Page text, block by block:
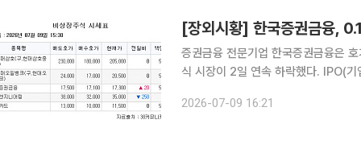
[장외시황] 한국증권금융,
증권금융 전문기업 한국증권금융은 호가 1
식 시장이 2일 연속 하락했다. IPO(기업공개)관련 상장 예비심사 청구종목으로 특수 목적용 항법
인 종목으로 휴대용 엑스레이 장치 전
2026-07-09 16:21